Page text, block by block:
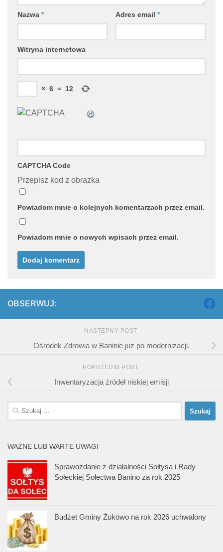
Nazwa * Adres email *
Witryna internetowa
× 6 = 12
CAPTCHA Code
Przepisz kod z obrazka
Powiadom mnie o kolejnych komentarzach przez email.
Powiadom mnie o nowych wpisach przez email.
OBSERWUJ:
NASTĘPNY POST
Ośrodek Zdrowia w Baninie już po modernizacji.
POPRZEDNI POST
Inwentaryzacja źródeł niskiej emisji
Szukaj:
WAŻNE LUB WARTE UWAGI
Sprawozdanie z działalności Sołtysa i Rady
Sołeckiej Sołectwa Banino za rok 2025
Budżet Gminy Żukowo na rok 2026 uchwalony